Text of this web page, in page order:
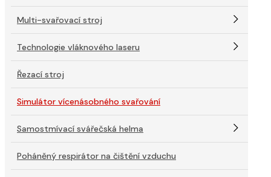
Multi-svařovací stroj
Technologie vláknového laseru
Řezací stroj
Simulátor vícenásobného svařování
Samostmívací svářečská helma
Poháněný respirátor na čištění vzduchu